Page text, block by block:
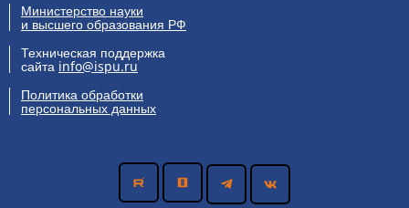
Министерство науки
и высшего образования РФ
Техническая поддержка
сайта info@ispu.ru
Политика обработки
персональных данных